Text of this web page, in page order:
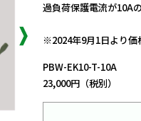
過負荷保護電流が10Aの
※2024年9月1日より価
PBW-EK10-T-10A
23,000円（税別）